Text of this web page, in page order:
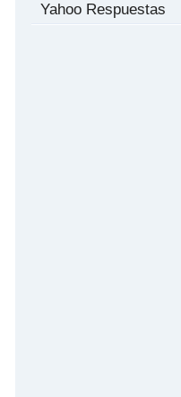
Yahoo Respuestas